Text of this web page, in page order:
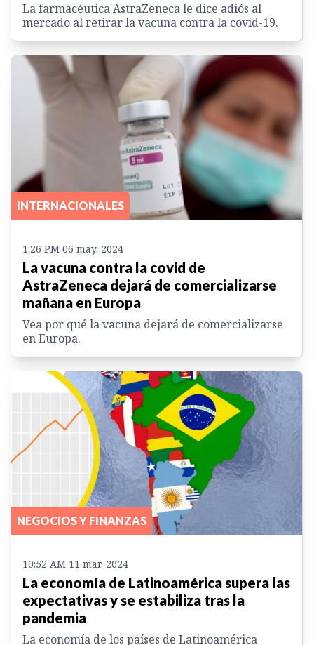
La farmacéutica AstraZeneca le dice adiós al
mercado al retirar la vacuna contra la covid-19.
INTERNACIONALES
1:26 PM 06 may. 2024
La vacuna contra la covid de
AstraZeneca dejará de comercializarse
mañana en Europa
Vea por qué la vacuna dejará de comercializarse
en Europa.
NEGOCIOS Y FINANZAS
10:52 AM 11 mar. 2024
La economía de Latinoamérica supera las
expectativas y se estabiliza tras la
pandemia
La economía de los países de Latinoamérica